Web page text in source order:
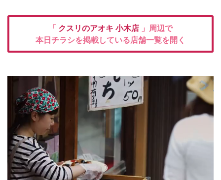
「 クスリのアオキ 小木店 」周辺で
本日チラシを掲載している店舗一覧を開く